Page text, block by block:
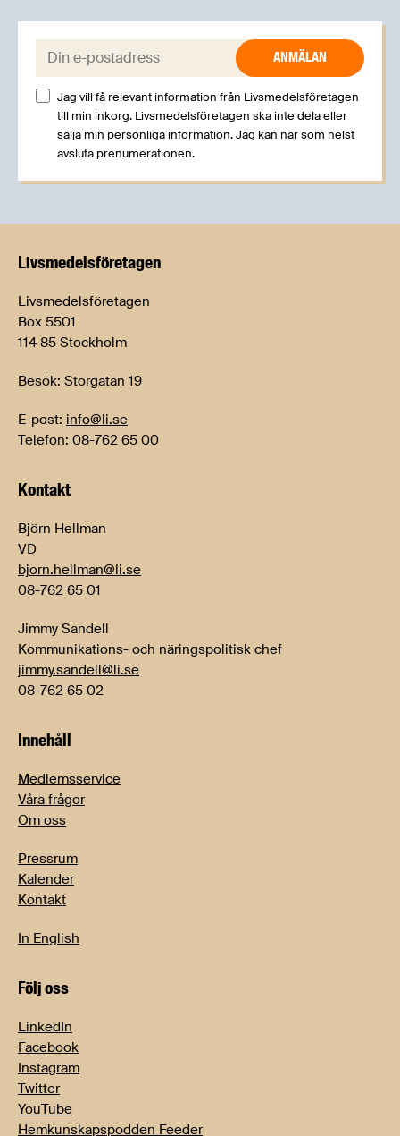
E-post:
Jag vill få relevant information från Livsmedelsföretagen
till min inkorg. Livsmedelsföretagen ska inte dela eller
sälja min personliga information. Jag kan när som helst
avsluta prenumerationen.
Livsmedels­företagen
Livsmedelsföretagen
Box 5501
114 85 Stockholm
Besök: Storgatan 19
E-post: info@li.se
Telefon: 08-762 65 00
Kontakt
Björn Hellman
VD
bjorn.hellman@li.se
08-762 65 01
Jimmy Sandell
Kommunikations- och näringspolitisk chef
jimmy.sandell@li.se
08-762 65 02
Innehåll
Medlemsservice
Våra frågor
Om oss
Pressrum
Kalender
Kontakt
In English
Följ oss
LinkedIn
Facebook
Instagram
Twitter
YouTube
Hemkunskapspodden Feeder